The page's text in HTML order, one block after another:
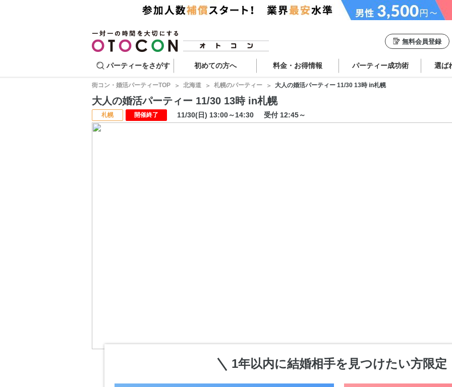
無料会員登録
パーティーをさがす 初めての方へ 料金・お得情報 パーティー成功術 選ば
街コン・婚活パーティーTOP 北海道 札幌のパーティー 大人の婚活パーティー 11/30 13時 in札幌
大人の婚活パーティー 11/30 13時 in札幌
札幌 開催終了 11/30(日) 13:00～14:30 受付 12:45～
1年以内に結婚相手を見つけたい方限定